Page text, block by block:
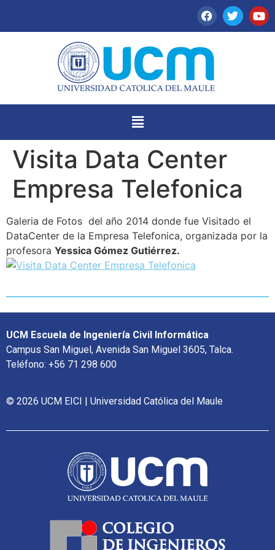
Visita Data Center
Empresa Telefonica
Galeria de Fotos del año 2014 donde fue Visitado el
DataCenter de la Empresa Telefonica, organizada por la
profesora Yessica Gómez Gutiérrez.
UCM Escuela de Ingeniería Civil Informática
Campus San Miguel, Avenida San Miguel 3605, Talca.
Teléfono: +56 71 298 600
© 2026 UCM EICI | Universidad Católica del Maule